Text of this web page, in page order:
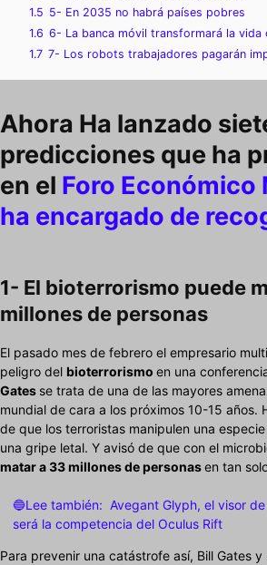
1.5 5- En 2035 no habrá países pobres
1.6 6- La banca móvil transformará la vida
1.7 7- Los robots trabajadores pagarán
Ahora Ha lanzado
predicciones que ha
en el Foro Económico
ha encargado de
1- El bioterrorismo puede
millones de personas
El pasado mes de febrero el empresario
peligro del bioterrorismo en una
Gates se trata de una de las mayores
mundial de cara a los próximos 10-15 años.
de que los terroristas manipulen una
una gripe letal. Y avisó de que con el
matar a 33 millones de personasen tan
🔵Lee también: Avegant Glyph, el visor
será la competencia del Oculus Rift
Para prevenir una catástrofe así, Bill Gates y